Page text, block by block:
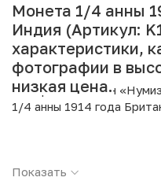
Монета 1/4 анны
Индия (Артикул:
характеристики,
фотографии в
низкая цена.
Интернет магазин
1/4 анны 1914 года
Страна: Индия
Показать